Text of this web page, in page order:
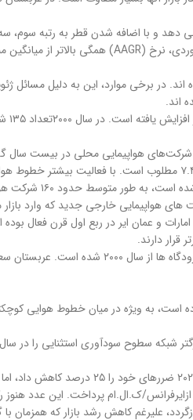
را تشکیل می دهد و با اضافه شدن قطر
اند. در برخی موارد، این به دلیل
اند.
هواپیمایی خارجی جدید که وارد
دارند.
جای تعجب نیست که رشد خطوط هوایی و
است، به ویژه در میان خطوط هوایی